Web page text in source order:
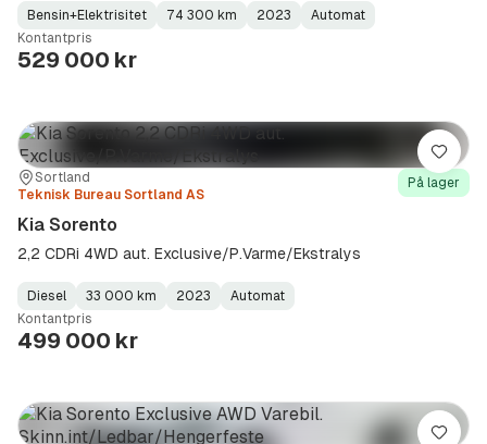
Fuel
Type:
Bensin+Elektrisitet
Kilometerstand: 74 300 km
Model
Year:
2023
Gearbox
Type:
Automat
Kontantpris
529 000 kr
Sted:
Sortland
Forhandler:
Teknisk Bureau Sortland AS
På lager
Kia Sorento
2,2 CDRi 4WD aut. Exclusive/P.Varme/Ekstralys
Fuel
Type:
Diesel
Kilometerstand:
33 000 km
Model
Year:
2023
Gearbox
Type:
Automat
Kontantpris
499 000 kr
Lagre
Lagre